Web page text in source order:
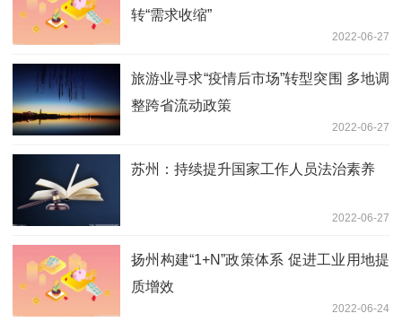
转“需求收缩”
2022-06-27
旅游业寻求“疫情后市场”转型突围 多地调
整跨省流动政策
2022-06-27
苏州：持续提升国家工作人员法治素养
2022-06-27
扬州构建“1+N”政策体系 促进工业用地提
质增效
2022-06-24